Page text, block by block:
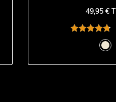
49,95 €